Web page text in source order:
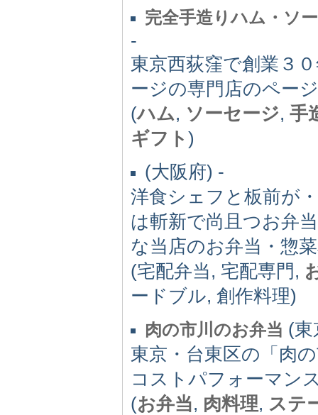
完全手造りハム・ソ
-
東京西荻窪で創業３
ージの専門店のペー
(ハム, ソーセージ, 手
ギフト )
(大阪府) -
洋食シェフと板前が
は斬新で尚且つお弁
な当店のお弁当・惣
(宅配弁当, 宅配専門,
ードブル, 創作料理)
肉の市川のお弁当 (東
東京・台東区の「肉
コストパフォーマン
(お弁当, 肉料理, ステ